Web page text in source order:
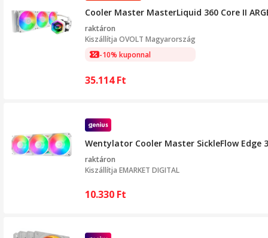
Cooler Master MasterLiquid 360 Core II
raktáron
Kiszállítja OVOLT Magyarország
-10% kuponnal
35.114Ft
Wentylator Cooler Master SickleFlow Edge
raktáron
Kiszállítja EMARKET DIGITAL
10.330 Ft